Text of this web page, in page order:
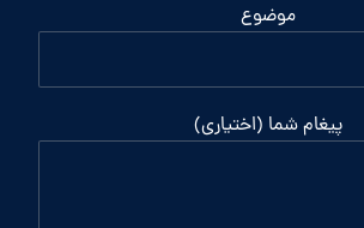
موضوع
پیغام شما (اختیاری)